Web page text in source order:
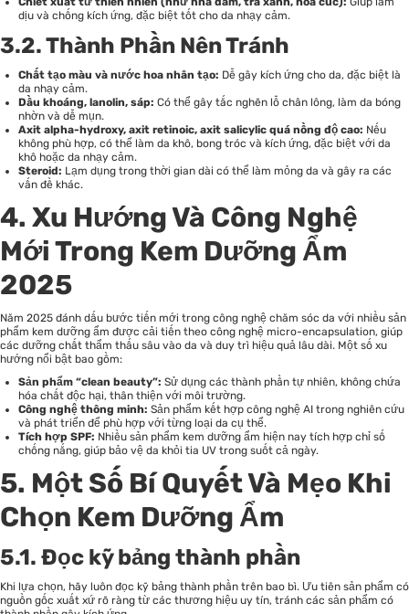
dịu và chống kích ứng, đặc biệt tốt cho da nhạy cảm.
3.2. Thành Phần Nên Tránh
Chất tạo màu và nước hoa nhân tạo: Dễ gây kích ứng cho da, đặc biệt là
da nhạy cảm.
Dầu khoáng, lanolin, sáp: Có thể gây tắc nghẽn lỗ chân lông, làm da bóng
nhờn và dễ mụn.
Axit alpha-hydroxy, axit retinoic, axit salicylic quá nồng độ cao: Nếu
không phù hợp, có thể làm da khô, bong tróc và kích ứng, đặc biệt với da
khô hoặc da nhạy cảm.
Steroid: Lạm dụng trong thời gian dài có thể làm mỏng da và gây ra các
vấn đề khác.
4. Xu Hướng Và Công Nghệ
Mới Trong Kem Dưỡng Ẩm
2025
Năm 2025 đánh dấu bước tiến mới trong công nghệ chăm sóc da với nhiều sản
phẩm kem dưỡng ẩm được cải tiến theo công nghệ micro-encapsulation, giúp
các dưỡng chất thẩm thấu sâu vào da và duy trì hiệu quả lâu dài. Một số xu
hướng nổi bật bao gồm:
Sản phẩm “clean beauty”: Sử dụng các thành phần tự nhiên, không chứa
hóa chất độc hại, thân thiện với môi trường.
Công nghệ thông minh: Sản phẩm kết hợp công nghệ AI trong nghiên cứu
và phát triển để phù hợp với từng loại da cụ thể.
Tích hợp SPF: Nhiều sản phẩm kem dưỡng ẩm hiện nay tích hợp chỉ số
chống nắng, giúp bảo vệ da khỏi tia UV trong suốt cả ngày.
5. Một Số Bí Quyết Và Mẹo Khi
Chọn Kem Dưỡng Ẩm
5.1. Đọc kỹ bảng thành phần
Khi lựa chọn, hãy luôn đọc kỹ bảng thành phần trên bao bì. Ưu tiên sản phẩm có
nguồn gốc xuất xứ rõ ràng từ các thương hiệu uy tín, tránh các sản phẩm có